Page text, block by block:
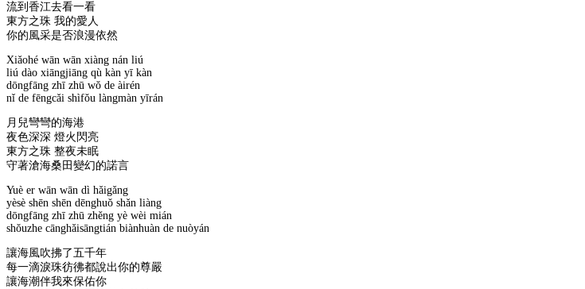
流到香江去看一看
東方之珠 我的愛人
你的風采是否浪漫依然
Xiǎohé wān wān xiàng nán liú
liú dào xiāngjiāng qù kàn yī kàn
dōngfāng zhī zhū wǒ de àirén
nǐ de fēngcǎi shìfǒu làngmàn yīrán
月兒彎彎的海港
夜色深深 燈火閃亮
東方之珠 整夜未眠
守著滄海桑田變幻的諾言
Yuè er wān wān dì hǎigǎng
yèsè shēn shēn dēnghuǒ shǎn liàng
dōngfāng zhī zhū zhěng yè wèi mián
shǒuzhe cānghǎisāngtián biànhuàn de nuòyán
讓海風吹拂了五千年
每一滴淚珠彷彿都說出你的尊嚴
讓海潮伴我來保佑你